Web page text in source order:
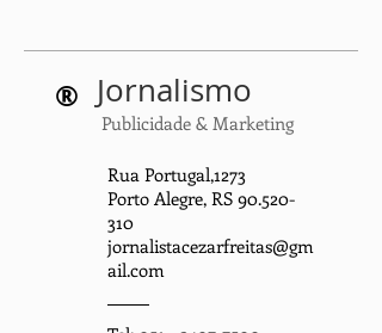
® Jornalismo
Publicidade & Marketing
Rua Portugal,1273
Porto Alegre, RS 90.520-
310
jornalistacezarfreitas@gm
ail.com